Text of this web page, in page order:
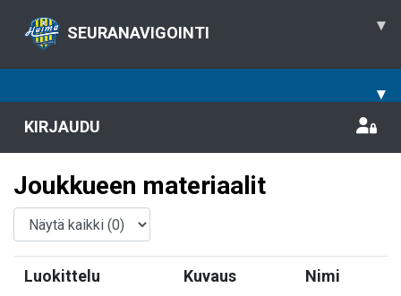
SEURANAVIGOINTI ▾
▾
KIRJAUDU
Joukkueen materiaalit
Luokittelu Kuvaus Nimi